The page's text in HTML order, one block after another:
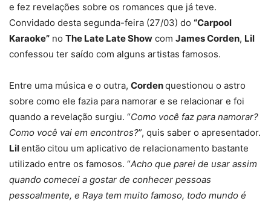
e fez revelações sobre os romances que já teve.
Convidado desta segunda-feira (27/03) do “Carpool
Karaoke” no The Late Late Show com James Corden, Lil
confessou ter saído com alguns artistas famosos.
Entre uma música e o outra, Cordenquestionou o astro
sobre como ele fazia para namorar e se relacionar e foi
quando a revelação surgiu. “Como você faz para namorar?
Como você vai em encontros?”, quis saber o apresentador.
Lilentão citou um aplicativo de relacionamento bastante
utilizado entre os famosos. “Acho que parei de usar assim
quando comecei a gostar de conhecer pessoas
pessoalmente, e Raya tem muito famoso, todo mundo é